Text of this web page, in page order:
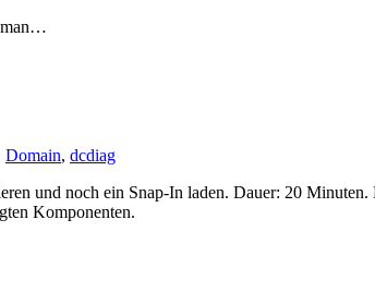
man…
Domain, dcdiag
und noch ein Snap-In laden. Dauer: 20
Komponenten.